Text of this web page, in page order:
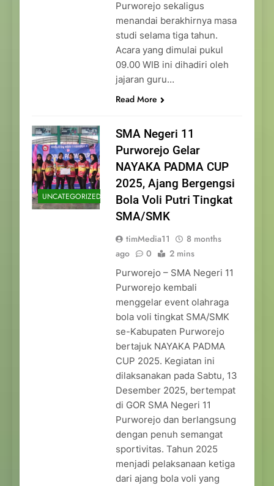
Purworejo sekaligus
menandai berakhirnya masa
studi selama tiga tahun.
Acara yang dimulai pukul
09.00 WIB ini dihadiri oleh
jajaran guru…
Read More
UNCATEGORIZED
SMA Negeri 11
Purworejo Gelar
NAYAKA PADMA CUP
2025, Ajang Bergengsi
Bola Voli Putri Tingkat
SMA/SMK
timMedia11
8 months
ago
0 2 mins
Purworejo – SMA Negeri 11
Purworejo kembali
menggelar event olahraga
bola voli tingkat SMA/SMK
se-Kabupaten Purworejo
bertajuk NAYAKA PADMA
CUP 2025. Kegiatan ini
dilaksanakan pada Sabtu, 13
Desember 2025, bertempat
di GOR SMA Negeri 11
Purworejo dan berlangsung
dengan penuh semangat
sportivitas. Tahun 2025
menjadi pelaksanaan ketiga
dari ajang bola voli yang